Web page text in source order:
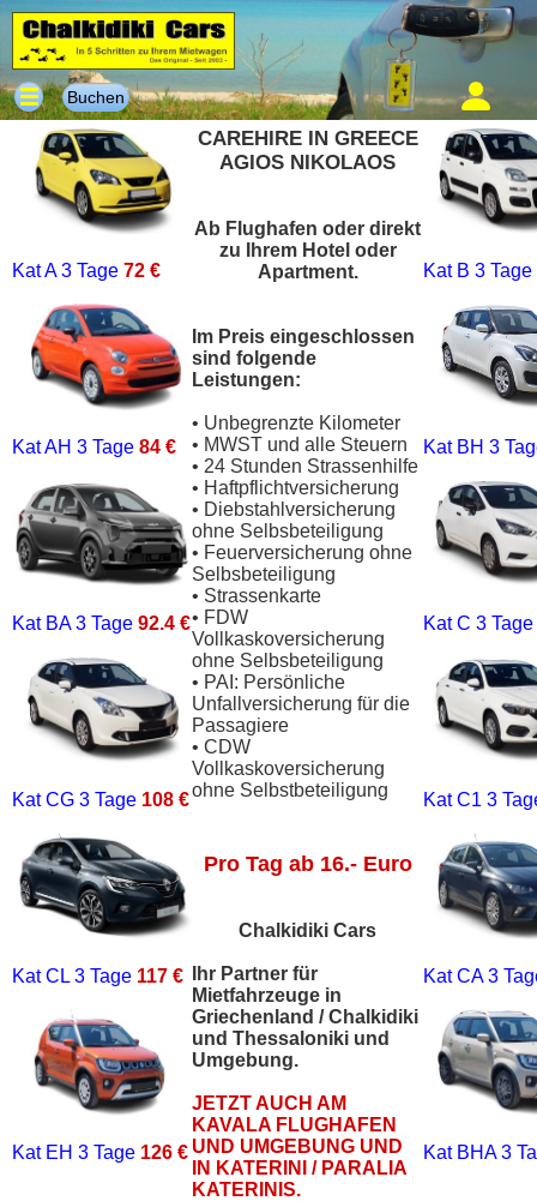
Buchen
Kat A3 Tage 72 €
Kat AH 3 Tage 84 €
Kat BA3 Tage 92.4 €
Kat CG 3 Tage 108 €
Kat CL 3 Tage 117 €
Kat EH 3 Tage 126 €
CAREHIRE IN GREECE
AGIOS NIKOLAOS
Ab Flughafen oder direkt
zu Ihrem Hotel oder
Apartment.
Im Preis eingeschlossen
sind folgende
Leistungen:
• Unbegrenzte Kilometer
• MWST und alle Steuern
• 24 Stunden Strassenhilfe
• Haftpflichtversicherung
• Diebstahlversicherung
ohne Selbsbeteiligung
• Feuerversicherung ohne
Selbsbeteiligung
• Strassenkarte
• FDW
Vollkaskoversicherung
ohne Selbsbeteiligung
• PAI: Persönliche
Unfallversicherung für die
Passagiere
• CDW
Vollkaskoversicherung
ohne Selbstbeteiligung
Pro Tag ab 16.- Euro
Chalkidiki Cars
Ihr Partner für
Mietfahrzeuge in
Griechenland / Chalkidiki
und Thessaloniki und
Umgebung.
JETZT AUCH AM
KAVALA FLUGHAFEN
UND UMGEBUNG UND
IN KATERINI / PARALIA
KATERINIS.
Kat B 3 Tage
Kat BH 3
Kat C 3 Tage
Kat C1 3
Kat CA3
Kat BHA3